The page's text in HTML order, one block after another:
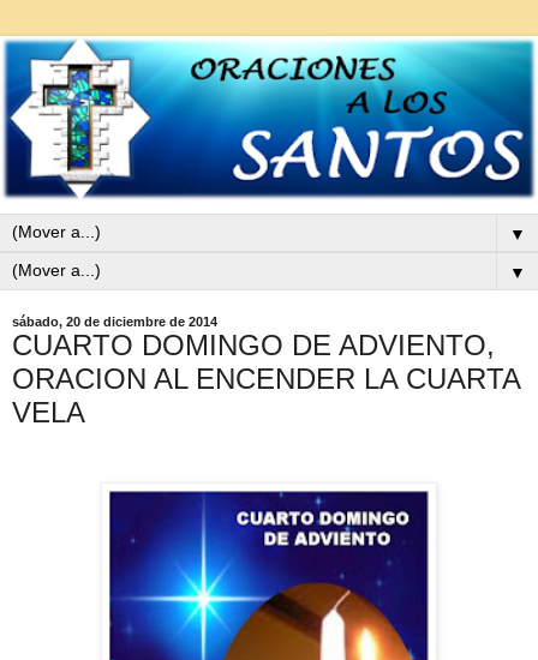
▼
▼
sábado, 20 de diciembre de 2014
CUARTO DOMINGO DE ADVIENTO,
ORACION AL ENCENDER LA CUARTA
VELA